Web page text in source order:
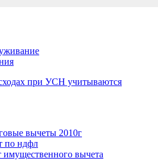
при УСН учитываются
вычеты 2010г
по ндфл
имущественного вычета